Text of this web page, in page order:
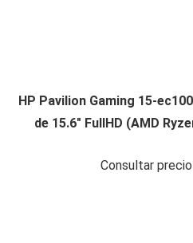
HP Pavilion Gaming 15-
de 15.6" FullHD (AMD
Consultar